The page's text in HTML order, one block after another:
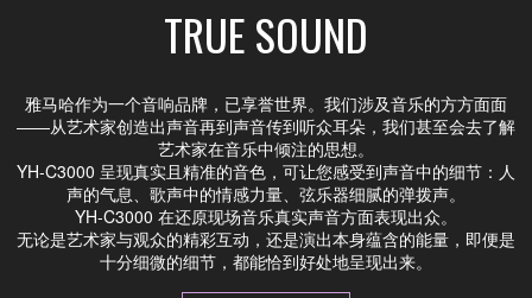
TRUE SOUND
雅马哈作为一个音响品牌，已享誉世界。我们涉及音乐的方方面面
――从艺术家创造出声音再到声音传到听众耳朵，我们甚至会去了解
艺术家在音乐中倾注的思想。
YH-C3000 呈现真实且精准的音色，可让您感受到声音中的细节：人
声的气息、歌声中的情感力量、弦乐器细腻的弹拨声。
YH-C3000 在还原现场音乐真实声音方面表现出众。
无论是艺术家与观众的精彩互动，还是演出本身蕴含的能量，即便是
十分细微的细节，都能恰到好处地呈现出来。